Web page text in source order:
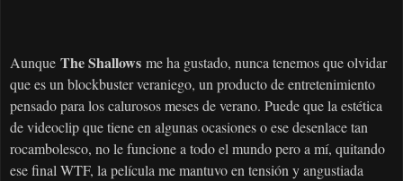
Aunque The Shallows me ha gustado, nunca tenemos que olvidar
que es un blockbuster veraniego, un producto de entretenimiento
pensado para los calurosos meses de verano. Puede que la estética
de videoclip que tiene en algunas ocasiones o ese desenlace tan
rocambolesco, no le funcione a todo el mundo pero a mí, quitando
ese final WTF, la película me mantuvo en tensión y angustiada